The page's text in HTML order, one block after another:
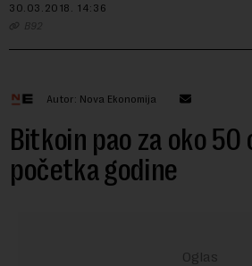
30.03.2018. 14:36
B92
Autor: Nova Ekonomija
Bitkoin pao za oko 50
početka godine